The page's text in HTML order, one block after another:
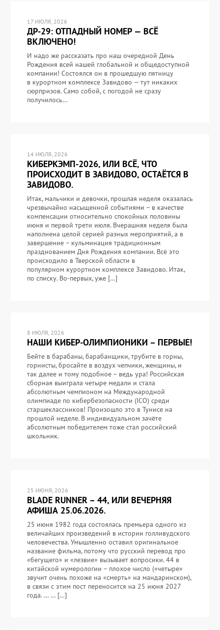
17 ИЮЛЯ, 2026
ДР-29: ОТПАДНЫЙ НОМЕР — ВСЁ
ВКЛЮЧЕНО!
И надо же рассказать про наш очередной День
Рождения всей нашей глобальной и общедоступной
компании! Состоялся он в прошедшую пятницу
в курортном комплексе Завидово — тут никаких
сюрпризов. Само собой, с погодой не сразу
получилось…
14 ИЮЛЯ, 2026
КИБЕРКЭМП-2026, ИЛИ ВСЁ, ЧТО
ПРОИСХОДИТ В ЗАВИДОВО, ОСТАЁТСЯ В
ЗАВИДОВО.
Итак, мальчики и девочки, прошлая неделя оказалась
чрезвычайно насыщенной событиями – в качестве
компенсации относительно спокойных половины
июня и первой трети июля. Вчерашняя неделя была
наполнена целой серией разных мероприятий, а в
завершение – кульминация традиционным
празднованием Дня Рождения компании. Всё это
происходило в Тверской области в
популярном курортном комплексе Завидово. Итак,
по списку. Во-первых, уже […]
8 ИЮЛЯ, 2026
НАШИ КИБЕР-ОЛИМПИОНИКИ – ПЕРВЫЕ!
Бейте в барабаны, барабанщики, трубите в горны,
горнисты, бросайте в воздух чепчики, женщины, и
так далее и тому подобное – ведь ура! Российская
сборная выиграла четыре медали и стала
абсолютным чемпионом на Международной
олимпиаде по кибербезопасности (ICO) среди
старшеклассников! Произошло это в Тунисе на
прошлой неделе. В индивидуальном зачёте
абсолютным победителем тоже стал российский
школьник.
25 ИЮНЯ, 2026
BLADE RUNNER – 44, ИЛИ ВЕЧЕРНЯЯ
АФИША 25.06.2026.
25 июня 1982 года состоялась премьера одного из
величайших произведений в истории голливудского
человечества. Умышленно оставил оригинальное
название фильма, потому что русский перевод про
«бегущего» и «лезвие» вызывает вопросики. 44 в
китайской нумерологии – плохое число («четыре»
звучит очень похоже на «смерть» на мандаринском),
в связи с этим пост переносится на 25 июня 2027
года. … … […]